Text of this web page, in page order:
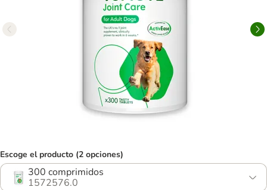
Escoge el producto (2 opciones)
300 comprimidos
1572576.0